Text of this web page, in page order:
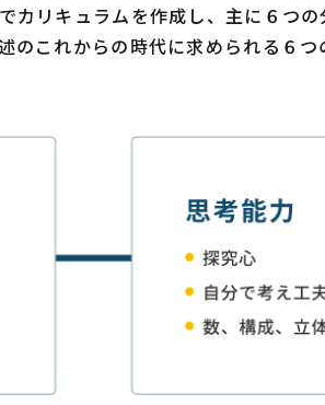
カリキュラムを作成し、主に６つ
のこれからの時代に求められる６